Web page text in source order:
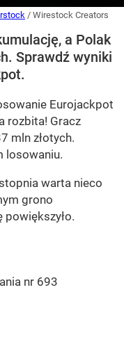
/ Wirestock Creators
a Polak
Sprawdź wyniki
Eurojackpot
rozbita! Gracz
mln złotych.
losowaniu.
warta nieco
grono
nr 693